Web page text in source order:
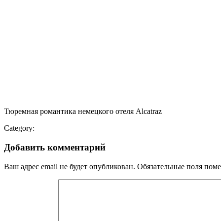
Тюремная романтика немецкого отеля Alcatraz
Category:
Добавить комментарий
Ваш адрес email не будет опубликован. Обязательные поля